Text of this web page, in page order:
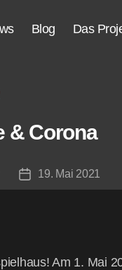
Blog Das
& Corona
19. Mai 2021
Am 1. Mai